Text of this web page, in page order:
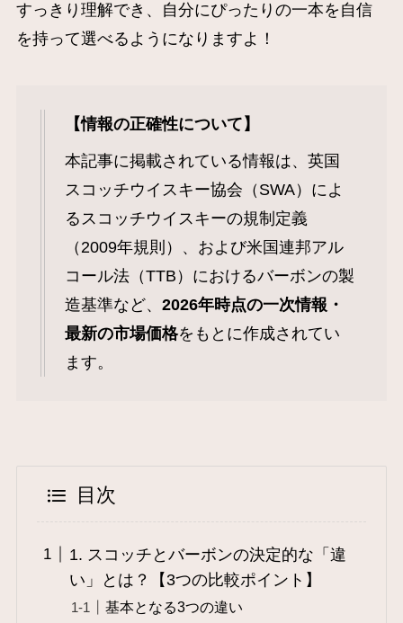
すっきり理解でき、自分にぴったりの一本を自信
を持って選べるようになりますよ！
【情報の正確性について】
本記事に掲載されている情報は、英国
スコッチウイスキー協会（SWA）によ
るスコッチウイスキーの規制定義
（2009年規則）、および米国連邦アル
コール法（TTB）におけるバーボンの製
造基準など、 2026年時点の一次情報・
最新の市場価格をもとに作成されてい
ます。
目次
1. スコッチとバーボンの決定的な「違
い」とは？【3つの比較ポイント】
基本となる3つの違い